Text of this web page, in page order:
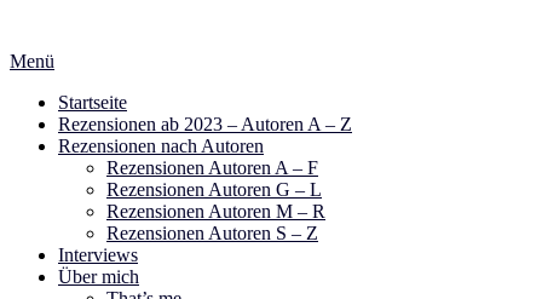
springen
Menü
Startseite
Rezensionen ab 2023 – Autoren A – Z
Rezensionen nach Autoren
Rezensionen Autoren A – F
Rezensionen Autoren G – L
Rezensionen Autoren M – R
Rezensionen Autoren S – Z
Interviews
Über mich